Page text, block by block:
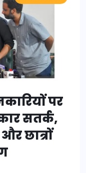
पर
सतर्क,
छात्रों